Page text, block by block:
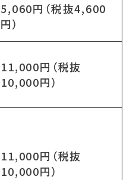
5,060円（税抜4,600
円）
11,000円（税抜
10,000円）
11,000円（税抜
10,000円）